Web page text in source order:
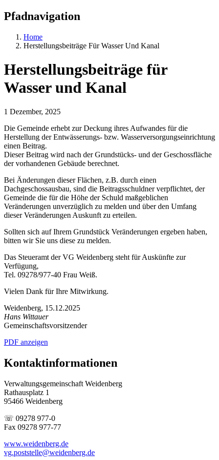
Pfadnavigation
Home
Herstellungsbeiträge Für Wasser Und Kanal
Herstellungsbeiträge für
Wasser und Kanal
1 Dezember, 2025
Die Gemeinde erhebt zur Deckung ihres Aufwandes für die
Herstellung der Entwässerungs- bzw. Wasserversorgungseinrichtung
einen Beitrag.
Dieser Beitrag wird nach der Grundstücks- und der Geschossfläche
der vorhandenen Gebäude berechnet.
Bei Änderungen dieser Flächen, z.B. durch einen
Dachgeschossausbau, sind die Beitragsschuldner verpflichtet, der
Gemeinde die für die Höhe der Schuld maßgeblichen
Veränderungen unverzüglich zu melden und über den Umfang
dieser Veränderungen Auskunft zu erteilen.
Sollten sich auf Ihrem Grundstück Veränderungen ergeben haben,
bitten wir Sie uns diese zu melden.
Das Steueramt der VG Weidenberg steht für Auskünfte zur
Verfügung,
Tel. 09278/977-40 Frau Weiß.
Vielen Dank für Ihre Mitwirkung.
Weidenberg, 15.12.2025
Hans Wittauer
Gemeinschaftsvorsitzender
PDF anzeigen
Kontaktinformationen
Verwaltungsgemeinschaft Weidenberg
Rathausplatz 1
95466 Weidenberg
☏ 09278 977-0
Fax 09278 977-77
www.weidenberg.de
vg.poststelle@weidenberg.de